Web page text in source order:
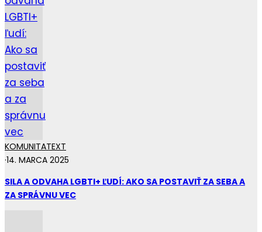
KOMUNITATEXT
·14. MARCA 2025
SILA A ODVAHA LGBTI+ ĽUDÍ: AKO SA POSTAVIŤ ZA SEBA A
ZA SPRÁVNU VEC